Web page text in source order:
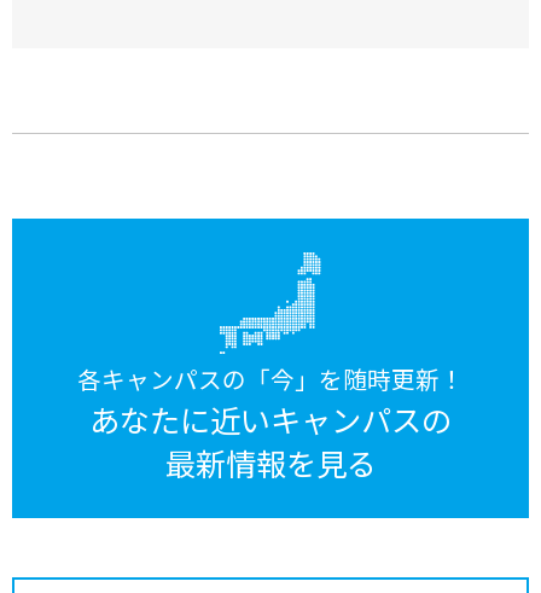
各キャンパスの「今」を随時更新！
あなたに近いキャンパスの
最新情報を見る